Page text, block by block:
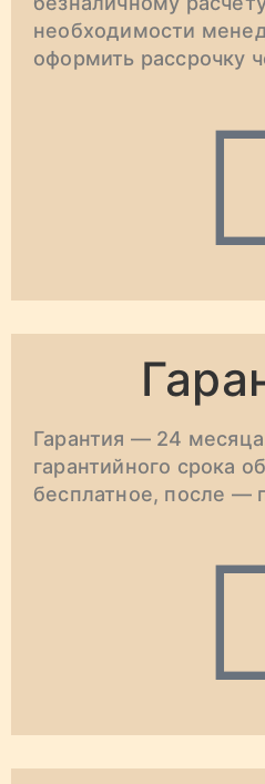
необходимости
оформить рассрочку
Гарантия — 24
гарантийного срока
бесплатное, после —